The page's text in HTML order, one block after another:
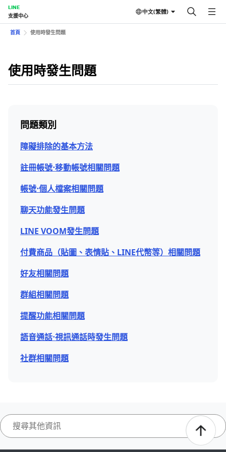
LINE
支援中心
中文(繁體)
首頁 使用時發生問題
使用時發生問題
問題類別
障礙排除的基本方法
註冊帳號⋅移動帳號相關問題
帳號⋅個人檔案相關問題
聊天功能發生問題
LINE VOOM發生問題
付費商品（貼圖、表情貼、LINE代幣等）相關問題
好友相關問題
群組相關問題
提醒功能相關問題
語音通話⋅視訊通話時發生問題
社群相關問題